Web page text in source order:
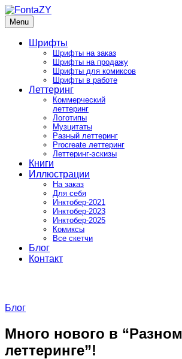
Skip
to
content
FontaZY
Fonts and pictures by Zakhar Yaschin
Menu
Шрифты
Шрифты на заказ
Шрифты на продажу
Шрифты для комиксов
Шрифты в работе
Леттеринг
Коммерческий
леттеринг
Логотипы
Музцитаты
Разный леттеринг
Procreate леттеринг
Леттеринг-эскизы
Книги
Иллюстрации
На заказ
Для себя
Инктобер-2021
Инктобер-2023
Инктобер-2025
Комиксы
Все скетчи
Блог
Контакт
Блог
Много нового в “Разном
леттеринге”!